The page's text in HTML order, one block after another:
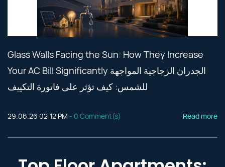
Glass Walls Facing the Sun: How They Increase
Your AC Bill Significantly الجدران الزجاجية المواجهة
للشمس: كيف تؤثر على فاتورة التكييف
29.06.26 02:12 PM - 0 Comment(s) Read more